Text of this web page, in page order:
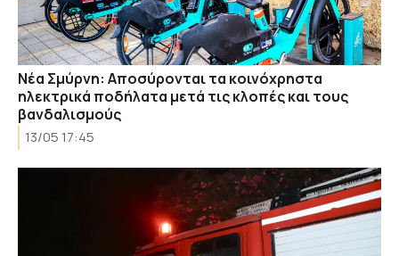
Νέα Σμύρνη: Αποσύρονται τα κοινόχρηστα
ηλεκτρικά ποδήλατα μετά τις κλοπές και τους
βανδαλισμούς
13/05 17:45